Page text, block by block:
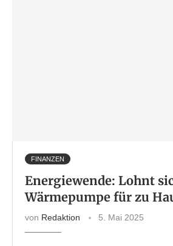
FINANZEN
Energiewende: Lohnt
Wärmepumpe für zu
von Redaktion 5. Mai 2025